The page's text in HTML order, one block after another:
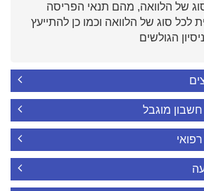
של הלוואה, מהם תנאי הפריסה
לכל סוג של הלוואה וכמו כן להתייעץ
הגולשים
חשבון מוגבל